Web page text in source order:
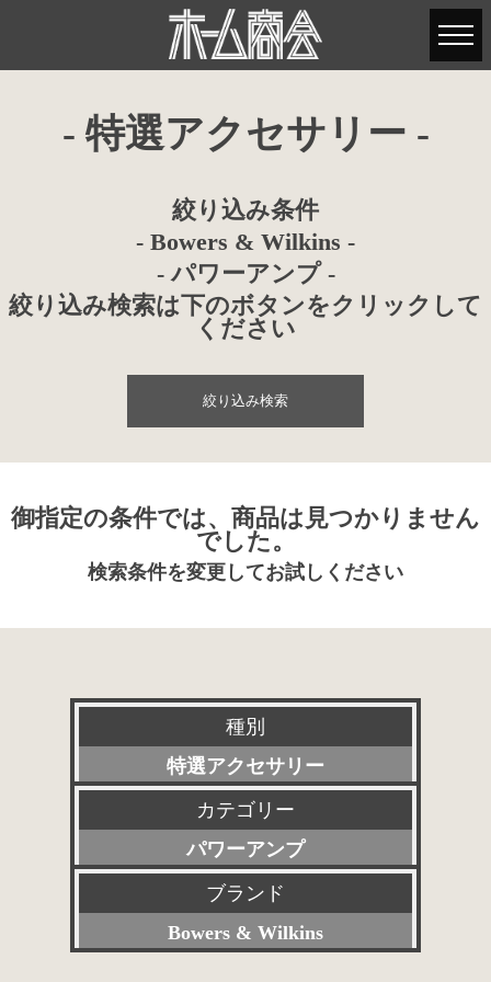
- 特選アクセサリー -
絞り込み条件
- Bowers & Wilkins -
- パワーアンプ -
絞り込み検索は下のボタンをクリックして
ください
絞り込み検索
御指定の条件では、商品は見つかりません
でした。
検索条件を変更してお試しください
種別
特選アクセサリー
新品
委託販売品
特価品
その他委託販売品
カテゴリー
パワーアンプ
すべて
プリアンプ
ブランド
Bowers & Wilkins